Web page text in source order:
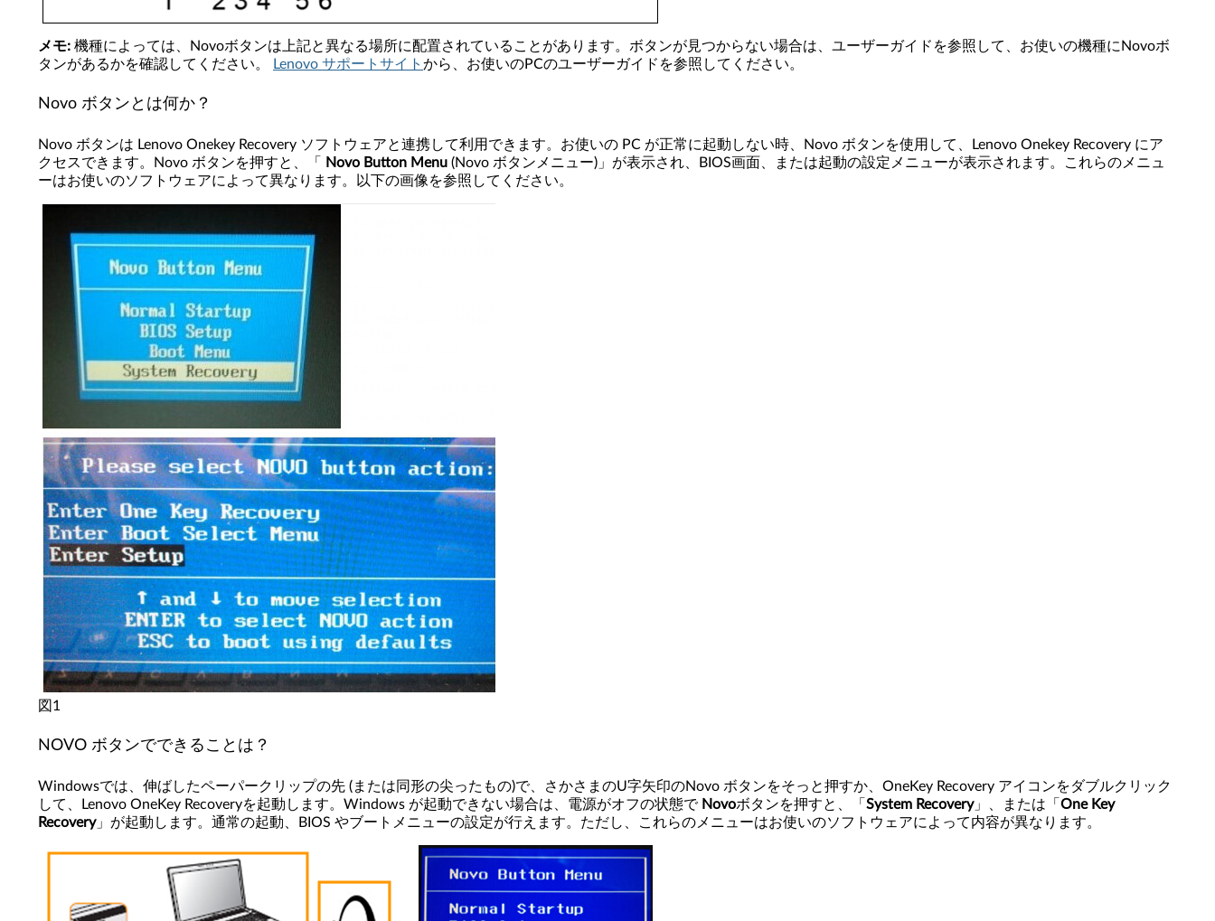
メモ: 機種によっては、Novoボタンは上記と異なる場所に配置されていることがあります。ボタンが見つからない場合は、ユーザーガイドを参照して、お使いの機種にNovoボ
タンがあるかを確認してください。
Lenovo サポートサイト から、お使いのPCのユーザーガイドを参照してください。
Novo ボタンとは何か？
Novo ボタンは Lenovo Onekey Recovery ソフトウェアと連携して利用できます。お使いの PC が正常に起動しない時、Novo ボタンを使用して、Lenovo Onekey Recovery にア
クセスできます。Novo ボタンを押すと、「
Novo Button Menu (Novo ボタンメニュー)」が表示され、BIOS画面、または起動の設定メニューが表示されます。これらのメニュ
ーはお使いのソフトウェアによって異なります。以下の画像を参照してください。
図1
NOVO ボタンでできることは？
Windowsでは、伸ばしたペーパークリップの先 (または同形の尖ったもの)で、さかさまのU字矢印のNovo ボタンをそっと押すか、OneKey Recovery アイコンをダブルクリック
して、Lenovo OneKey Recoveryを起動します。Windows が起動できない場合は、電源がオフの状態で Novoボタンを押すと、「 System Recovery」、または「 One Key
Recovery」が起動します。通常の起動、BIOS やブートメニューの設定が行えます。ただし、これらのメニューはお使いのソフトウェアによって内容が異なります。